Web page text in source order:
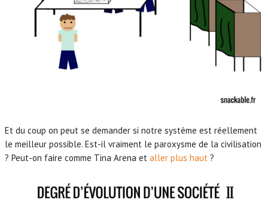
Et du coup on peut se demander si notre système est réellement
le meilleur possible. Est-il vraiment le paroxysme de la civilisation
? Peut-on faire comme Tina Arena et aller plus haut ?